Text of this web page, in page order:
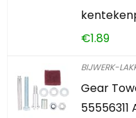
€1.89
BIJWERK-
Gear